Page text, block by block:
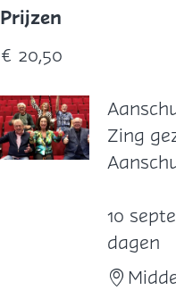
Prijzen
€ 20,50
A
a
s
c
h
Zing
10
dagen